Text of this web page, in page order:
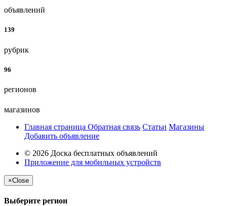
объявлений
139
рубрик
96
регионов
магазинов
Главная страница Обратная связь Статьи Магазины
Добавить объявление
© 2026 Доска бесплатных объявлений
Приложение для мобильных устройств
×Close
Выберите регион